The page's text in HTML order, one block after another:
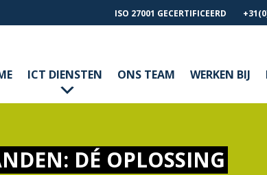
ISO 27001 GECERTIFICEERD
ICT DIENSTEN ONS TEAM WERKEN BIJ
DÉ OPLOSSING